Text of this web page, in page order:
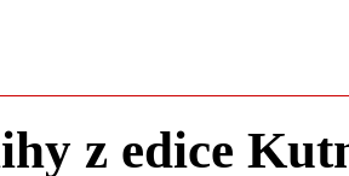
z edice